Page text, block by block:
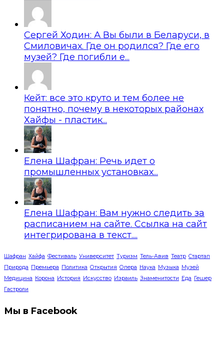
Сергей Ходин: А Вы были в Беларуси, в
Смиловичах. Где он родился? Где его
музей? Где погибли е...
Кейт: все это круто и тем более не
понятно, почему в некоторых районах
Хайфы - пластик...
Елена Шафран: Речь идет о
промышленных установках...
Елена Шафран: Вам нужно следить за
расписанием на сайте. Ссылка на сайт
интегрирована в текст....
Шафран Хайфа Фестиваль Университет Туризм Тель-Авив Театр Стартап
Природа Премьера Политика Открытия Опера Наука Музыка Музей
Медицина Корона История Искусство Израиль Знаменитости Еда Гешер
Гастроли
Мы в Facebook